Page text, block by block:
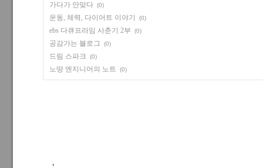
가다가 안맞다 (0)
운동, 체력, 다이어트 이야기 (0)
ebs 다큐프라임 사춘기 2부 (0)
공감가는 블로그 (0)
드림 스파크 (0)
노땅 엔지니어의 노트 (0)
,